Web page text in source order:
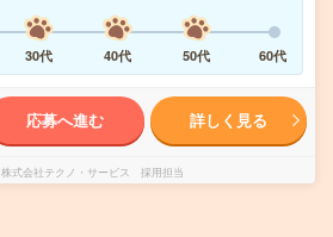
30代 40代 50代 60代
応募へ進む 詳しく見る
株式会社テクノ・サービス 採用担当